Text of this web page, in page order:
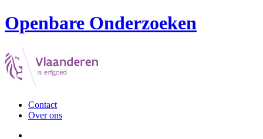
Openbare Onderzoeken
Contact
Over ons